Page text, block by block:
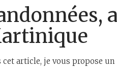
cet article, je vous propose